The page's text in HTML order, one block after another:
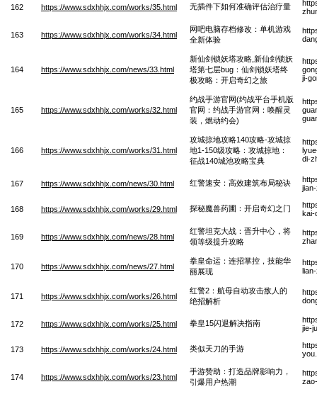
162 https://www.sdxhhjx.com/works/35.html 无插件下如何准确评估治疗量
163 https://www.sdxhhjx.com/works/34.html
网吧电脑存档修改：单机游戏
全新体验
164 https://www.sdxhhjx.com/news/33.html
新仙剑锁妖塔攻略,新仙剑锁妖
塔第七层bug：仙剑锁妖塔终
极攻略：开启奇幻之旅
ji-
165 https://www.sdxhhjx.com/works/32.html
约战手游官网(约战平台手机版
官网：约战手游官网：唤醒灵
装，燃动约会)
166 https://www.sdxhhjx.com/works/31.html
攻城掠地攻略140攻略-攻城掠
地1-150级攻略：攻城掠地：
征战140城池攻略宝典
di-
167 https://www.sdxhhjx.com/news/30.html 红警速安：高效建筑布局秘诀
168 https://www.sdxhhjx.com/works/29.html 探秘魔兽药圃：开启奇幻之门
kai-
169 https://www.sdxhhjx.com/news/28.html
红警坦克大战：晋升中心，将
领等级提升攻略
170 https://www.sdxhhjx.com/news/27.html
拳皇命运：连招掌控，技能华
丽展现
171 https://www.sdxhhjx.com/works/26.html
红警2：航母自动攻击敌人的
绝招解析
172 https://www.sdxhhjx.com/works/25.html 拳皇15闪退解决指南
jie-
173 https://www.sdxhhjx.com/works/24.html 类似天刀的手游
174 https://www.sdxhhjx.com/works/23.html
手游赞助：打造品牌影响力，
引爆用户热潮